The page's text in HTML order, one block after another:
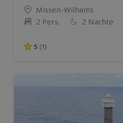
Standort
Missen-Wilhams
Anzahl der Teilnehmer
2 Pers. 2 Nächte
5 von 5 Sternen basierend
5 (1)